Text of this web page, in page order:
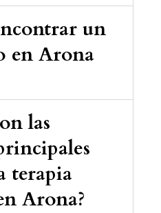
un
en Arona
las
terapia
Arona?